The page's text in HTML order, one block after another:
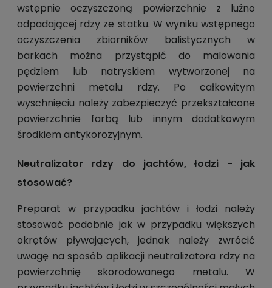
wstępnie oczyszczoną powierzchnię z luźno
odpadającej rdzy ze statku. W wyniku wstępnego
oczyszczenia zbiorników balistycznych w
barkach można przystąpić do malowania
pędzlem lub natryskiem wytworzonej na
powierzchni metalu rdzy. Po całkowitym
wyschnięciu należy zabezpieczyć przekształcone
powierzchnie farbą lub innym dodatkowym
środkiem antykorozyjnym.
Neutralizator rdzy do jachtów, łodzi - jak
stosować?
Preparat w przypadku jachtów i łodzi należy
stosować podobnie jak w przypadku większych
okrętów pływających, jednak należy zwrócić
uwagę na sposób aplikacji neutralizatora rdzy na
powierzchnię skorodowanego metalu. W